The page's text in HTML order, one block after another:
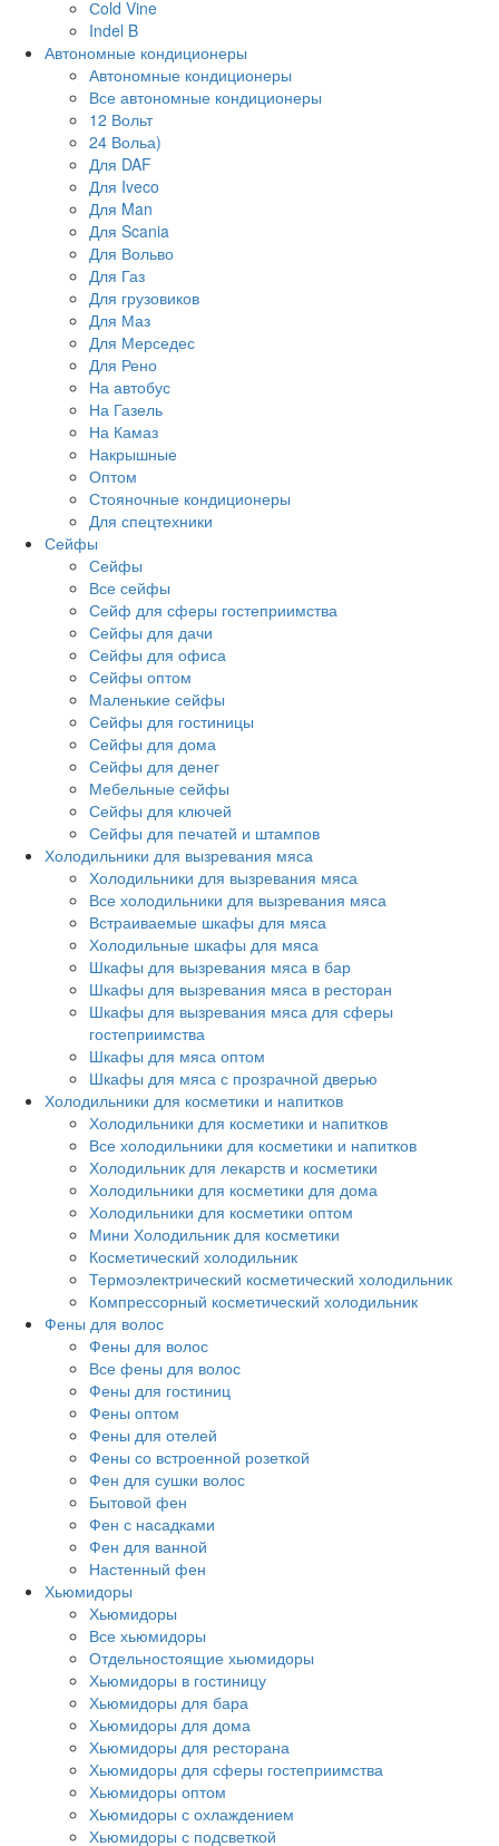
Сold Vine
Indel B
Автономные кондиционеры
Автономные кондиционеры
Все автономные кондиционеры
12 Вольт
24 Вольа)
Для DAF
Для Iveco
Для Man
Для Scania
Для Вольво
Для Газ
Для грузовиков
Для Маз
Для Мерседес
Для Рено
На автобус
На Газель
На Камаз
Накрышные
Оптом
Стояночные кондиционеры
Для спецтехники
Сейфы
Сейфы
Все сейфы
Сейф для сферы гостеприимства
Сейфы для дачи
Сейфы для офиса
Сейфы оптом
Маленькие сейфы
Сейфы для гостиницы
Сейфы для дома
Сейфы для денег
Мебельные сейфы
Сейфы для ключей
Сейфы для печатей и штампов
Холодильники для вызревания мяса
Холодильники для вызревания мяса
Все холодильники для вызревания мяса
Встраиваемые шкафы для мяса
Холодильные шкафы для мяса
Шкафы для вызревания мяса в бар
Шкафы для вызревания мяса в ресторан
Шкафы для вызревания мяса для сферы
гостеприимства
Шкафы для мяса оптом
Шкафы для мяса с прозрачной дверью
Холодильники для косметики и напитков
Холодильники для косметики и напитков
Все холодильники для косметики и напитков
Холодильник для лекарств и косметики
Холодильники для косметики для дома
Холодильники для косметики оптом
Мини Холодильник для косметики
Косметический холодильник
Термоэлектрический косметический холодильник
Компрессорный косметический холодильник
Фены для волос
Фены для волос
Все фены для волос
Фены для гостиниц
Фены оптом
Фены для отелей
Фены со встроенной розеткой
Фен для сушки волос
Бытовой фен
Фен с насадками
Фен для ванной
Настенный фен
Хьюмидоры
Хьюмидоры
Все хьюмидоры
Отдельностоящие хьюмидоры
Хьюмидоры в гостиницу
Хьюмидоры для бара
Хьюмидоры для дома
Хьюмидоры для ресторана
Хьюмидоры для сферы гостеприимства
Хьюмидоры оптом
Хьюмидоры с охлаждением
Хьюмидоры с подсветкой